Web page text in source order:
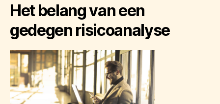
Het belang van een
gedegen risicoanalyse